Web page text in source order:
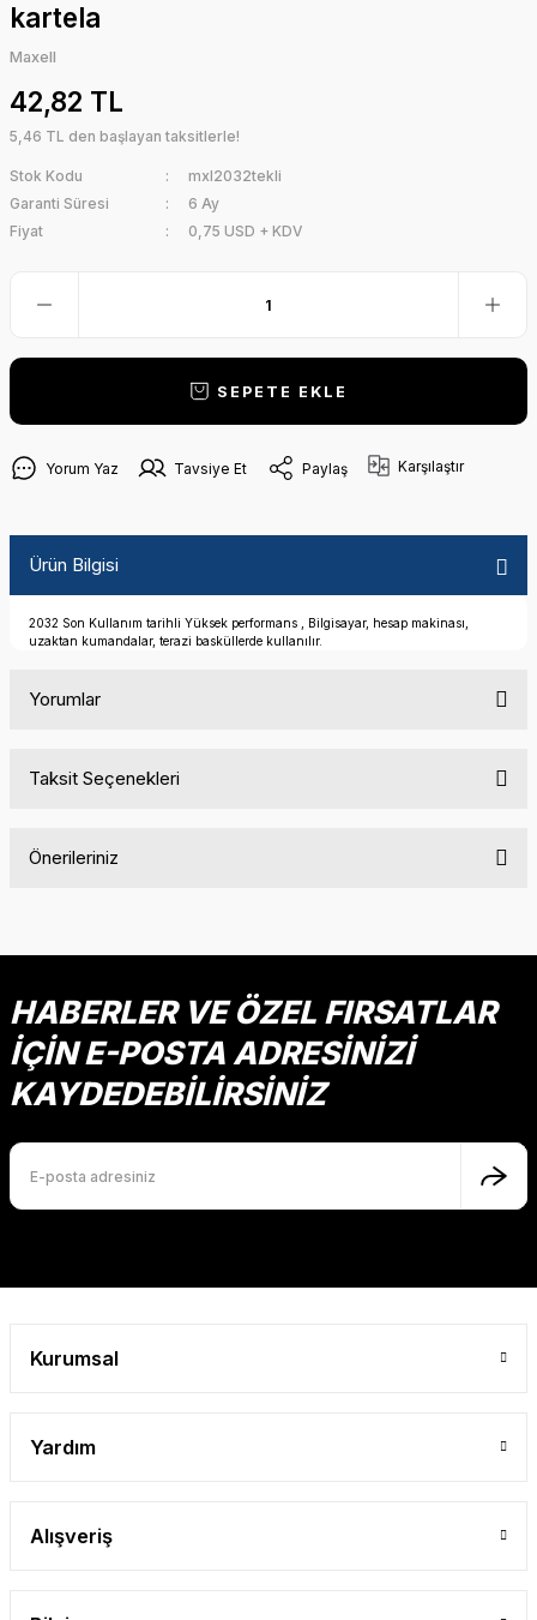
kartela
Maxell
42,82 TL
5,46 TL den başlayan taksitlerle!
Stok Kodu
mxl2032tekli
Garanti Süresi
6 Ay
Fiyat
0,75 USD + KDV
SEPETE EKLE
Yorum Yaz Tavsiye Et Paylaş Karşılaştır
Ürün Bilgisi
2032 Son Kullanım tarihli Yüksek performans , Bilgisayar, hesap makinası,
uzaktan kumandalar, terazi basküllerde kullanılır.
Yorumlar
Taksit Seçenekleri
Önerileriniz
Ürün resmi kalitesiz, bozuk veya görüntülenemiyor.
Ürün açıklamasında eksik bilgiler bulunuyor.
Ürün fiyatı diğer sitelerden daha pahalı.
Bu ürüne benzer farklı alternatifler olmalı.
HABERLER VE ÖZEL FIRSATLAR
İÇİN E-POSTA ADRESİNİZİ
KAYDEDEBİLİRSİNİZ
Kurumsal
Yardım
Alışveriş